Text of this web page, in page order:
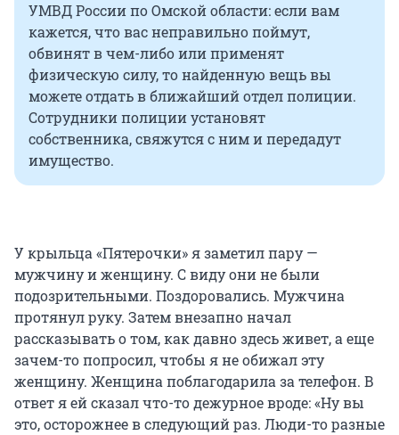
УМВД России по Омской области: если вам
кажется, что вас неправильно поймут,
обвинят в чем-либо или применят
физическую силу, то найденную вещь вы
можете отдать в ближайший отдел полиции.
Сотрудники полиции установят
собственника, свяжутся с ним и передадут
имущество.
У крыльца «Пятерочки» я заметил пару —
мужчину и женщину. С виду они не были
подозрительными. Поздоровались. Мужчина
протянул руку. Затем внезапно начал
рассказывать о том, как давно здесь живет, а еще
зачем-то попросил, чтобы я не обижал эту
женщину. Женщина поблагодарила за телефон. В
ответ я ей сказал что-то дежурное вроде: «Ну вы
это, осторожнее в следующий раз. Люди-то разные